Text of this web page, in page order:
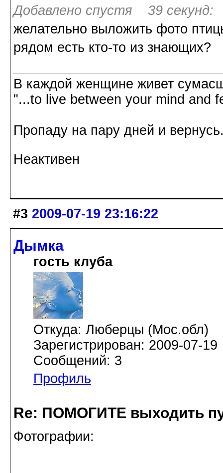
Добавлено спустя 39 секунд:
желательно выложить фото
рядом есть кто-то из знающих?
В каждой женщине живет
"...to live between your mind and
Пропаду на пару дней и
Неактивен
#3 2009-07-19 23:16:22
Дымка
гость клуба
Откуда: Люберцы (Мос.обл)
Зарегистрирован: 2009-07-19
Сообщений: 3
Профиль
Re: ПОМОГИТЕ выходить
Фотографии: